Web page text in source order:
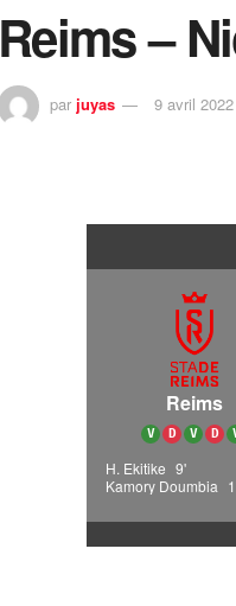
Reims –
par juyas 9 avril 2022
Reims
V D V D
H. Ekitike 9'
Kamory Doumbia